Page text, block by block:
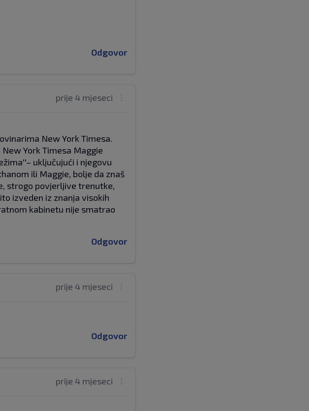
Odgovor
prije 4 mjeseci
New York Timesa.
York Timesa Maggie
uključujući i njegovu
ili Maggie, bolje da znaš
strogo povjerljive trenutke,
izveden iz znanja visokih
kabinetu nije smatrao
Odgovor
prije 4 mjeseci
Odgovor
prije 4 mjeseci